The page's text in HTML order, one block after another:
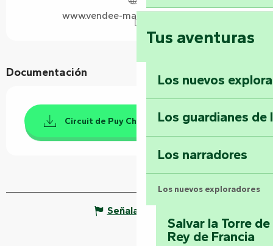
Tus aventuras
Los nuevos
Los guardianes de
Los narradores
Los nuevos exploradores
Salvar la Torre
Rey de Francia
www.vendee-maraispoitevin.com
Documentación
Circuit de Puy Chabot PDF
Señalar un error